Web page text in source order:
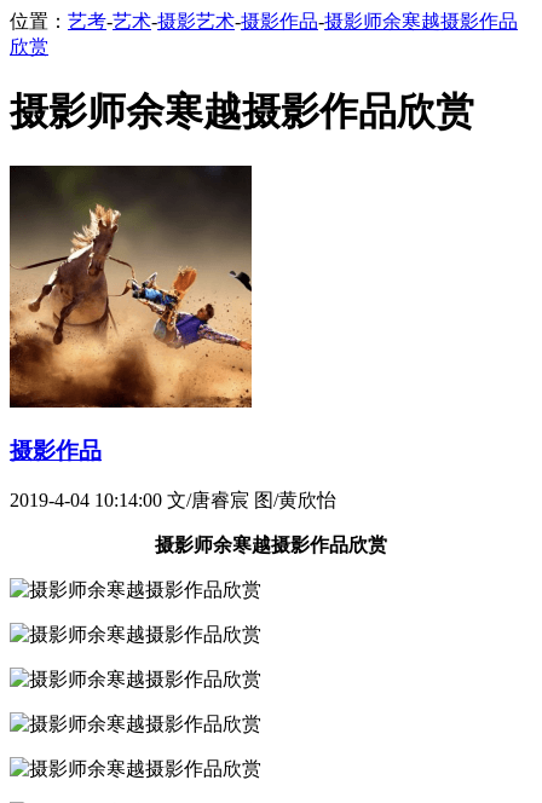
位置： 艺考-艺术-摄影艺术-摄影作品-摄影师余寒越摄影作品
欣赏
摄影师余寒越摄影作品欣赏
摄影作品
2019-4-04 10:14:00 文/唐睿宸 图/黄欣怡
摄影师余寒越摄影作品欣赏